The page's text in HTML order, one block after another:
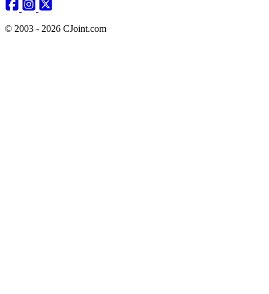
© 2003 - 2026 CJoint.com